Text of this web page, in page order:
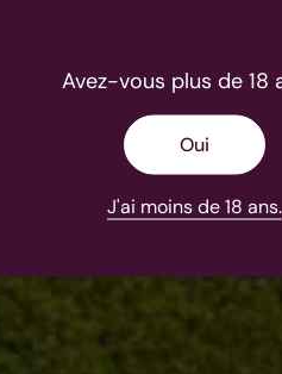
Avez-vous plus de 18
Oui
J'ai moins de 18 ans.
et vinifiait les lieux-dits
développe la Maison en